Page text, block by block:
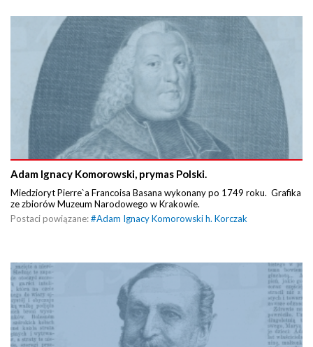
Adam Ignacy Komorowski, prymas Polski.
Miedzioryt Pierre`a Francoisa Basana wykonany po 1749 roku. Grafika
ze zbiorów Muzeum Narodowego w Krakowie.
Postaci powiązane:#Adam Ignacy Komorowski h. Korczak